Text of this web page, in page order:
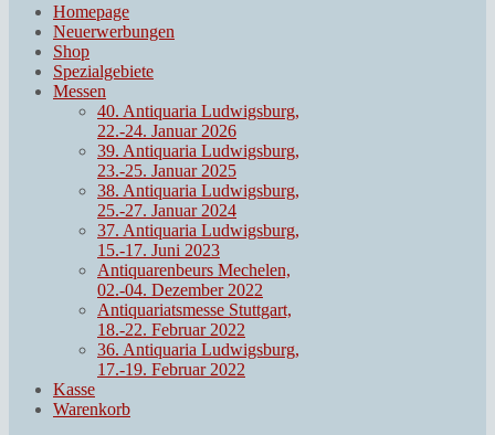
Homepage
Neuerwerbungen
Shop
Spezialgebiete
Messen
40. Antiquaria Ludwigsburg,
22.-24. Januar 2026
39. Antiquaria Ludwigsburg,
23.-25. Januar 2025
38. Antiquaria Ludwigsburg,
25.-27. Januar 2024
37. Antiquaria Ludwigsburg,
15.-17. Juni 2023
Antiquarenbeurs Mechelen,
02.-04. Dezember 2022
Antiquariatsmesse Stuttgart,
18.-22. Februar 2022
36. Antiquaria Ludwigsburg,
17.-19. Februar 2022
Kasse
Warenkorb